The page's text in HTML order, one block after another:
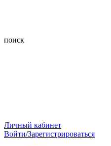
поиск
Личный кабинет
Войти/Зарегистрироваться